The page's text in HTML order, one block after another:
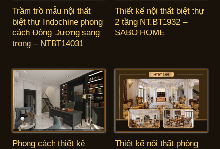
Trầm trồ mẫu nội thất
biệt thự Indochine phong
cách Đông Dương sang
trọng – NTBT14031
Thiết kế nội thất biệt thự
2 tầng NT.BT1932 –
SABO HOME
Phong cách thiết kế
Thiết kế nội thất phòng